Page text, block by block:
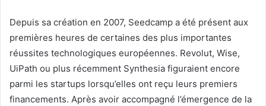
Depuis sa création en 2007, Seedcamp a été présent aux
premières heures de certaines des plus importantes
réussites technologiques européennes. Revolut, Wise,
UiPath ou plus récemment Synthesia figuraient encore
parmi les startups lorsqu’elles ont reçu leurs premiers
financements. Après avoir accompagné l’émergence de la